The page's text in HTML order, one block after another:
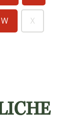
W X